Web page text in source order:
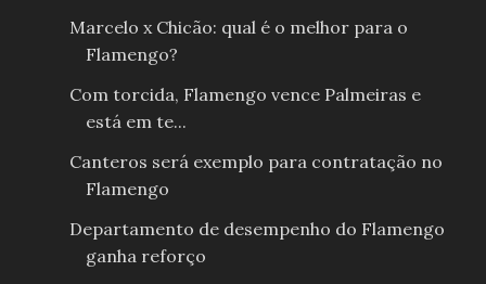
Marcelo x Chicão: qual é o melhor para o
Flamengo?
Com torcida, Flamengo vence Palmeiras e
está em te...
Canteros será exemplo para contratação no
Flamengo
Departamento de desempenho do Flamengo
ganha reforço